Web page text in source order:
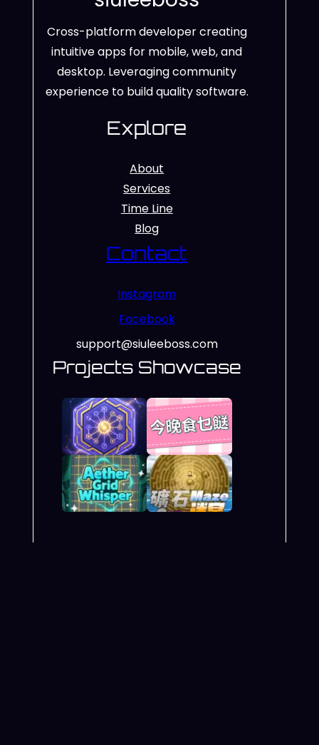
Cross-platform developer creating
intuitive apps for mobile, web, and
desktop. Leveraging community
experience to build quality software.
Explore
About
Services
Time Line
Blog
Contact
Instagram
Facebook
support@siuleeboss.com
Projects Showcase